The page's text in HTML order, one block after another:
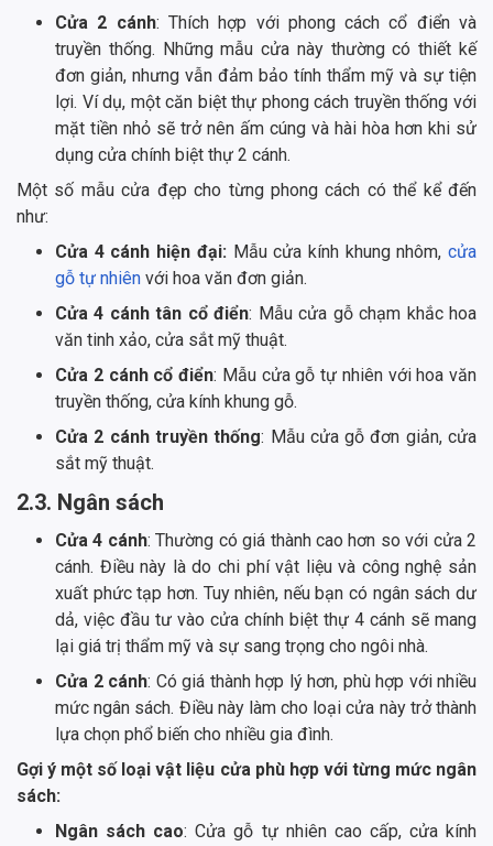
Cửa 2 cánh: Thích hợp với phong cách cổ điển và
truyền thống. Những mẫu cửa này thường có thiết kế
đơn giản, nhưng vẫn đảm bảo tính thẩm mỹ và sự tiện
lợi. Ví dụ, một căn biệt thự phong cách truyền thống với
mặt tiền nhỏ sẽ trở nên ấm cúng và hài hòa hơn khi sử
dụng cửa chính biệt thự 2 cánh.
Một số mẫu cửa đẹp cho từng phong cách có thể kể đến
như:
Cửa 4 cánh hiện đại:Mẫu cửa kính khung nhôm,cửa
gỗ tự nhiên với hoa văn đơn giản.
Cửa 4 cánh tân cổ điển: Mẫu cửa gỗ chạm khắc hoa
văn tinh xảo, cửa sắt mỹ thuật.
Cửa 2 cánh cổ điển: Mẫu cửa gỗ tự nhiên với hoa văn
truyền thống, cửa kính khung gỗ.
Cửa 2 cánh truyền thống: Mẫu cửa gỗ đơn giản, cửa
sắt mỹ thuật.
2.3. Ngân sách
Cửa 4 cánh: Thường có giá thành cao hơn so với cửa 2
cánh. Điều này là do chi phí vật liệu và công nghệ sản
xuất phức tạp hơn. Tuy nhiên, nếu bạn có ngân sách dư
dả, việc đầu tư vào cửa chính biệt thự 4 cánh sẽ mang
lại giá trị thẩm mỹ và sự sang trọng cho ngôi nhà.
Cửa 2 cánh: Có giá thành hợp lý hơn, phù hợp với nhiều
mức ngân sách. Điều này làm cho loại cửa này trở thành
lựa chọn phổ biến cho nhiều gia đình.
Gợi ý một số loại vật liệu cửa phù hợp với từng mức ngân
sách:
Ngân sách cao: Cửa gỗ tự nhiên cao cấp, cửa kính